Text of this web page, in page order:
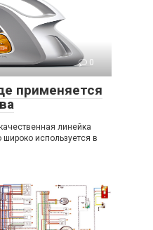
0
применяется
линейка
используется в